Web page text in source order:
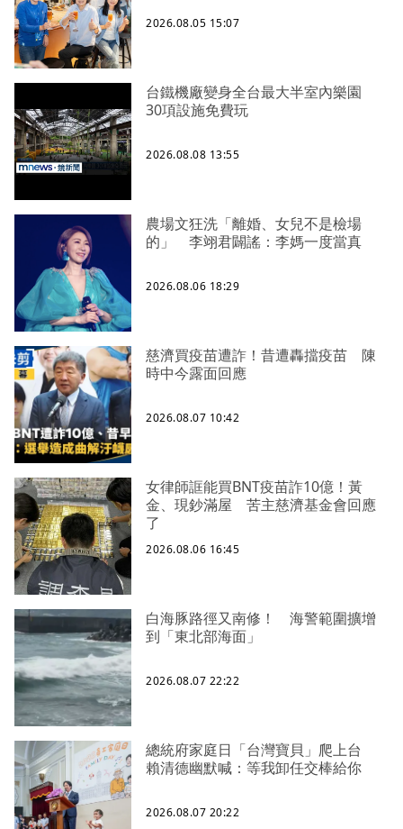
2026.08.05 15:07
台鐵機廠變身全台最大半室內樂園
30項設施免費玩
2026.08.08 13:55
農場文狂洗「離婚、女兒不是檢場
的」 李翊君闢謠：李媽一度當真
2026.08.06 18:29
慈濟買疫苗遭詐！昔遭轟擋疫苗 陳
時中今露面回應
2026.08.07 10:42
女律師誆能買BNT疫苗詐10億！黃
金、現鈔滿屋 苦主慈濟基金會回應
了
2026.08.06 16:45
白海豚路徑又南修！ 海警範圍擴增
到「東北部海面」
2026.08.07 22:22
總統府家庭日「台灣寶貝」爬上台
賴清德幽默喊：等我卸任交棒給你
2026.08.07 20:22